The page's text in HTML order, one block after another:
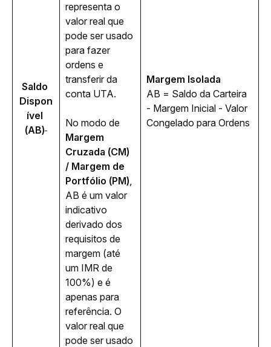
Saldo
Dispon
ível
(AB)
representa o
valor real que
pode ser usado
para fazer
ordens e
transferir da
conta UTA.
Margem
Cruzada (CM)
/ Margem de
Portfólio (PM),
AB é um valor
indicativo
derivado dos
requisitos de
margem (até
um IMR de
100%) e é
apenas para
referência. O
valor real que
pode ser usado
Margem Isolada
AB = Saldo da Carteira
- Margem Inicial - Valor